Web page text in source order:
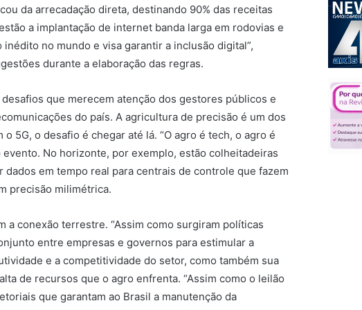
da arrecadação direta, destinando 90% das receitas
a implantação de internet banda larga em rodovias e
no mundo e visa garantir a inclusão digital”,
durante a elaboração das regras.
que merecem atenção dos gestores públicos e
do país. A agricultura de precisão é um dos
5G, o desafio é chegar até lá. “O agro é tech, o agro é
No horizonte, por exemplo, estão colheitadeiras
em tempo real para centrais de controle que fazem
precisão milimétrica.
a conexão terrestre. “Assim como surgiram políticas
entre empresas e governos para estimular a
e a competitividade do setor, como também sua
de recursos que o agro enfrenta. “Assim como o leilão
que garantam ao Brasil a manutenção da